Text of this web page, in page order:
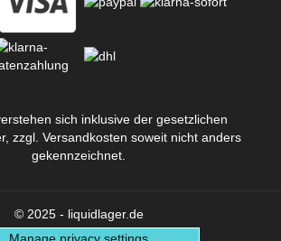
sich inklusive der gesetzlichen
zzgl. Versandkosten soweit nicht anders
gekennzeichnet.
© 2025 - liquidlager.de